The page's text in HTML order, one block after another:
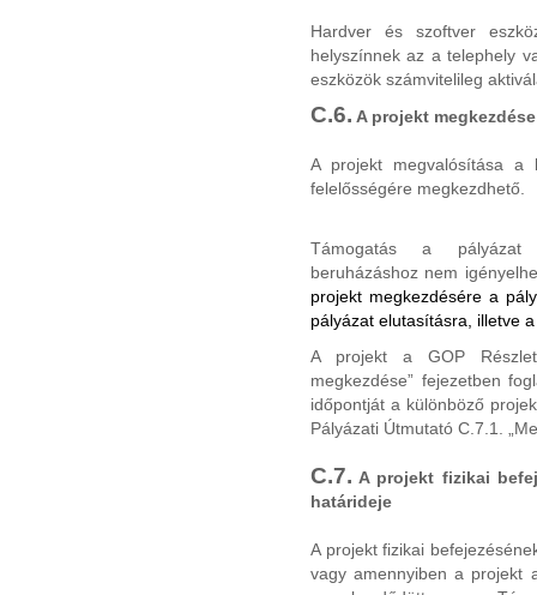
Hardver és szoftver
helyszínnek az a telephely
eszközök számvitelileg
C.6. A projekt megkezdése
A projekt megvalósítása a
felelősségére megkezdhető.
Támogatás a pályázat
beruházáshoz nem
projekt megkezdésére a
pályázat elutasításra, illetve
A projekt a GOP
megkezdése” fejezetben
időpontját a különböző
Pályázati Útmutató C.7.1.
C.7. A projekt fizikai
határideje
A projekt fizikai
vagy amennyiben a projekt